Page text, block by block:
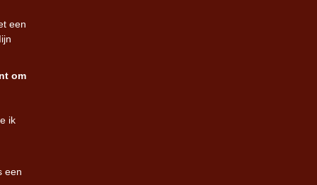
een
om
ik
een